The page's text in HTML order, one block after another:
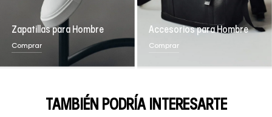
Zapatillas para Hombre
Comprar
Accesorios para Hombre
Comprar
TAMBIÉN PODRÍA INTERESARTE